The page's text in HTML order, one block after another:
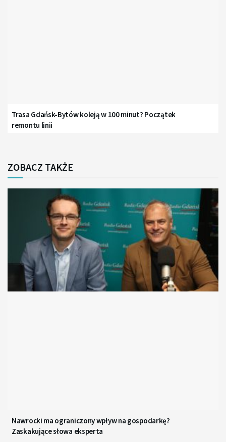
Trasa Gdańsk-Bytów koleją w 100 minut? Początek
remontu linii
ZOBACZ TAKŻE
Nawrocki ma ograniczony wpływ na gospodarkę?
Zaskakujące słowa eksperta